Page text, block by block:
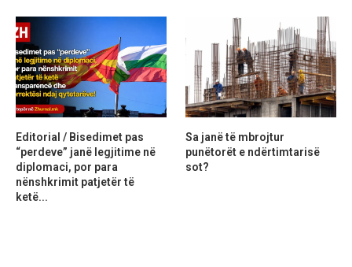
Editorial / Bisedimet pas
“perdeve” janë legjitime në
diplomaci, por para
nënshkrimit patjetër të
ketë...
Sa janë të mbrojtur
punëtorët e ndërtimtarisë
sot?